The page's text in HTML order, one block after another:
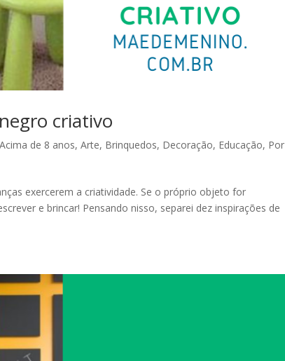
criativo
Acima de 8 anos, Arte, Brinquedos, Decoração, Educação, Por
exercerem a criatividade. Se o próprio objeto for
e brincar! Pensando nisso, separei dez inspirações de